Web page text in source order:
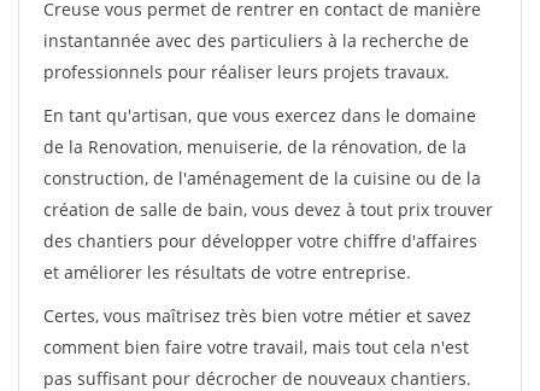
Creuse vous permet de rentrer en contact de manière
instantannée avec des particuliers à la recherche de
professionnels pour réaliser leurs projets travaux.
En tant qu'artisan, que vous exercez dans le domaine
de la Renovation, menuiserie, de la rénovation, de la
construction, de l'aménagement de la cuisine ou de la
création de salle de bain, vous devez à tout prix trouver
des chantiers pour développer votre chiffre d'affaires
et améliorer les résultats de votre entreprise.
Certes, vous maîtrisez très bien votre métier et savez
comment bien faire votre travail, mais tout cela n'est
pas suffisant pour décrocher de nouveaux chantiers.